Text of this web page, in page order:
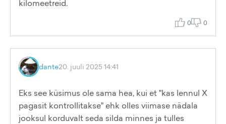
kilomeetreid.
0 0
dante20. juuli 2025 14:41
Eks see küsimus ole sama hea, kui et "kas lennul X
pagasit kontrollitakse" ehk olles viimase nädala
jooksul korduvalt seda silda minnes ja tulles